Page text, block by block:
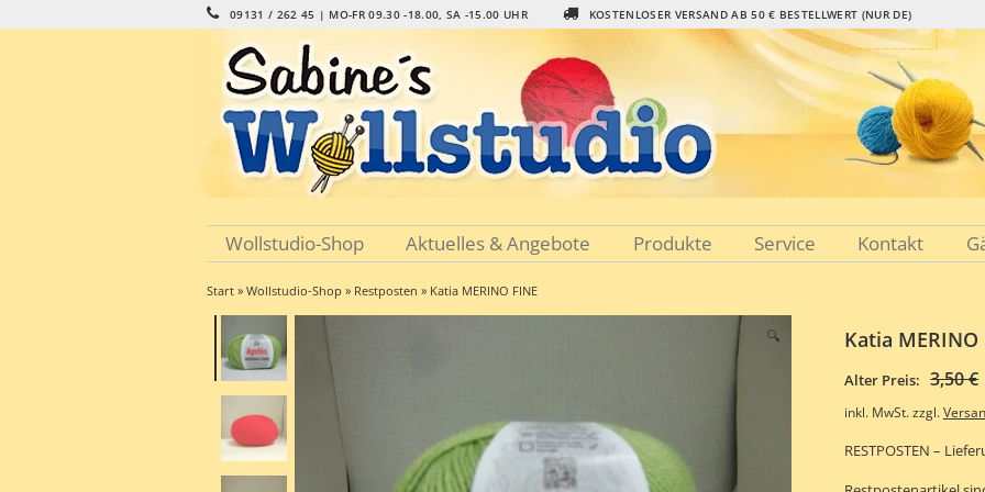
09131 / 262 45 | MO-FR 09.30 -18.00, SA -15.00 UHR KOSTENLOSER VERSAND AB 50 € BESTELLWERT (NUR DE)
Wollstudio-Shop Aktuelles & Angebote Produkte Service Kontakt
Start » Wollstudio-Shop » Restposten » Katia MERINO FINE
🔍 Katia MERINO
Alter Preis: 3,50€
inkl. MwSt. zzgl.
RESTPOSTEN –